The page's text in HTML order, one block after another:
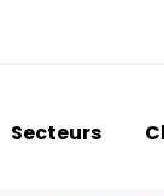
Secteurs